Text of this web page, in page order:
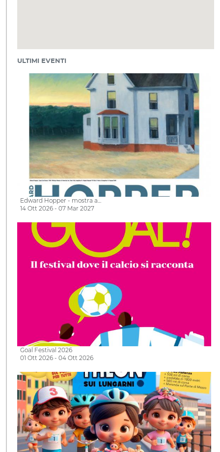
ULTIMI EVENTI
Edward Hopper - mostra a…
14 Ott 2026 - 07 Mar 2027
Goal Festival 2026
01 Ott 2026 - 04 Ott 2026